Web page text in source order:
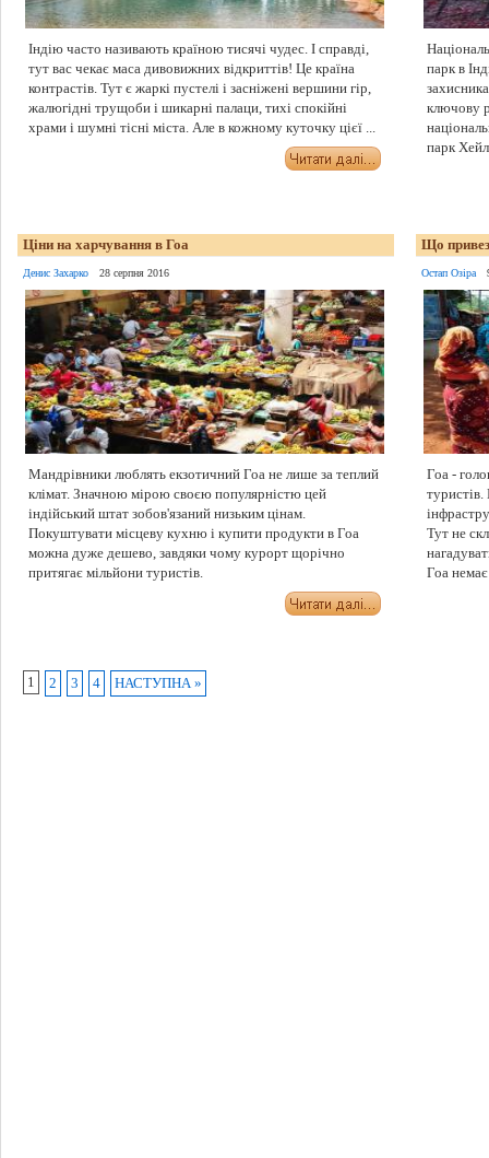
Індію часто називають країною тисячі чудес. І справді,
тут вас чекає маса дивовижних відкриттів! Це країна
контрастів. Тут є жаркі пустелі і засніжені вершини гір,
жалюгідні трущоби і шикарні палаци, тихі спокійні
храми і шумні тісні міста. Але в кожному куточку цієї ...
парк в
ключову
парк
Ціни на харчування в Гоа
Денис Захарко 28 серпня 2016
Мандрівники люблять екзотичний Гоа не лише за теплий
клімат. Значною мірою своєю популярністю цей
індійський штат зобов'язаний низьким цінам.
Покуштувати місцеву кухню і купити продукти в Гоа
можна дуже дешево, завдяки чому курорт щорічно
притягає мільйони туристів.
Що
Остап Озіра
Гоа -
Тут не
Гоа
1 2 3 4 НАСТУПНА »